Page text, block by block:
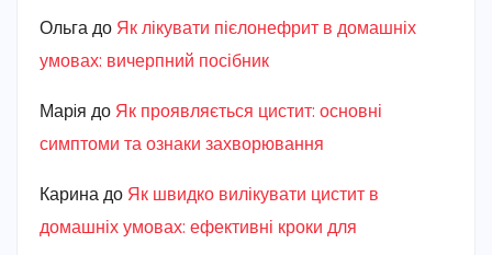
Ольга до Як лікувати пієлонефрит в домашніх
умовах: вичерпний посібник
Марiя до Як проявляється цистит: основні
симптоми та ознаки захворювання
Карина до Як швидко вилікувати цистит в
домашніх умовах: ефективні кроки для